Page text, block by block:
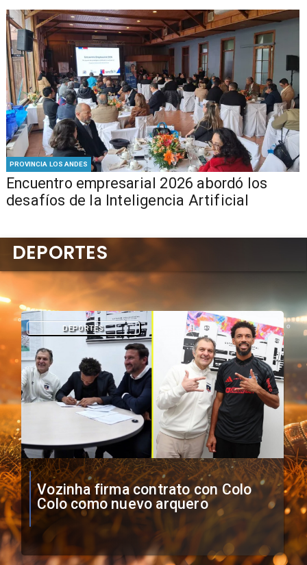
PROVINCIA LOS ANDES
Encuentro empresarial 2026 abordó los
desafíos de la Inteligencia Artificial
O'Higgins cae por penales ante
Boca Juniors en Copa
Sudamericana
DEPORTES
DEPORTES